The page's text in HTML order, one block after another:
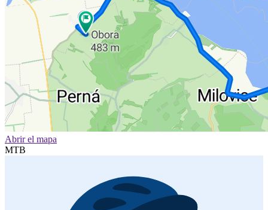
Abrir el mapa
MTB